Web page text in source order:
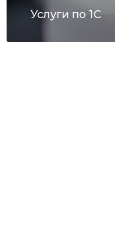
Услуги по 1С